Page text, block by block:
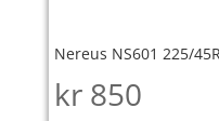
Nereus NS601 225/
kr 850